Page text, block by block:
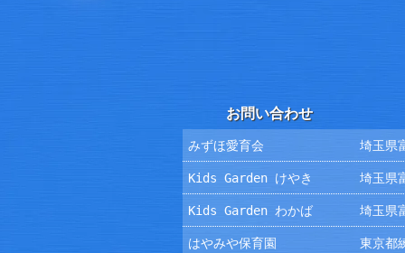
お問い合わせ
みずほ愛育会 埼玉県
Kids Garden けやき 埼玉県
Kids Garden わかば 埼玉県
はやみや保育園 東京都